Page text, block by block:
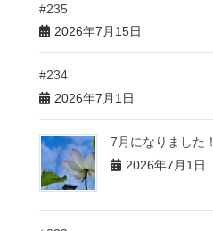
#235
2026年7月15日
#234
2026年7月1日
7月になりました！
2026年7月1日